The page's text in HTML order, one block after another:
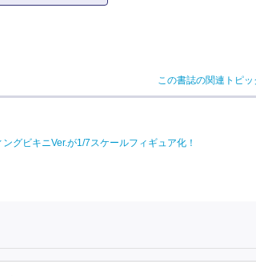
この書誌の関連トピ
グビキニVer.が1/7スケールフィギュア化！